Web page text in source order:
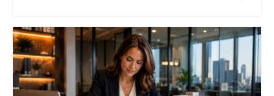
pożyczkami hipotecznymi, oraz jakie warunki musi spełnić
firma, aby mieć szansę na ich uzyskanie. Zrozumienie tych
zasad jest fundamentalne, gdyż pożyczki hipoteczne często
wiążą się z konkretnymi wymogami dotyczącymi lokalizacji i
działalności firmy.